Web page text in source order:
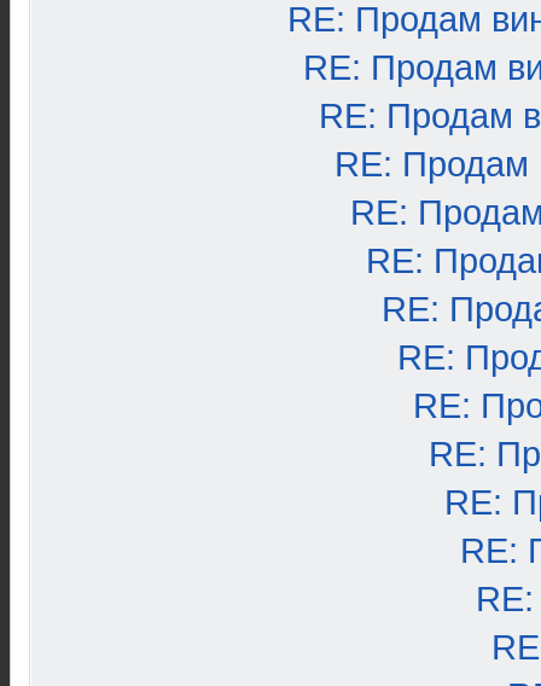
RE: Продам
RE: Продам
RE: Продам
RE: Продам
RE:
RE:
RE:
RE:
RE:
RE:
RE:
RE: